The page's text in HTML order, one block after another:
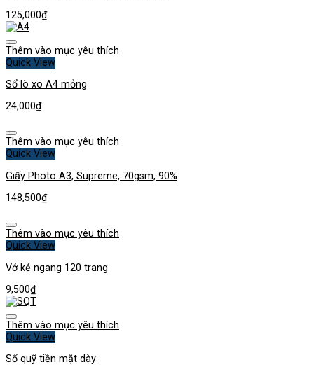
125,000₫
Thêm vào mục yêu thích
Quick View
Sổ lò xo A4 mỏng
24,000₫
Thêm vào mục yêu thích
Quick View
Giấy Photo A3, Supreme, 70gsm, 90%
148,500₫
Thêm vào mục yêu thích
Quick View
Vở kẻ ngang 120 trang
9,500₫
Thêm vào mục yêu thích
Quick View
Sổ quỹ tiền mặt dày